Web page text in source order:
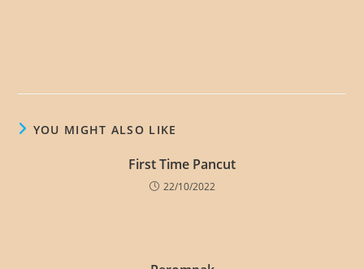
YOU MIGHT ALSO LIKE
First Time Pancut
22/10/2022